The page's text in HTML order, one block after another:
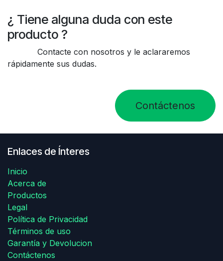
¿ Tiene alguna duda con este
producto ?
Contacte con nosotros y le aclararemos
rápidamente sus dudas.
Contáctenos
Enlaces de Ínteres
Inicio
Acerca de
Productos
Legal
Política de Privacidad
Términos de uso
Garantía y Devolucion
Contáctenos